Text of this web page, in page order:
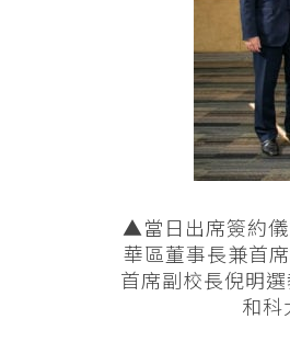
▲當日出席簽約
華區董事長兼首
首席副校長倪明
和科